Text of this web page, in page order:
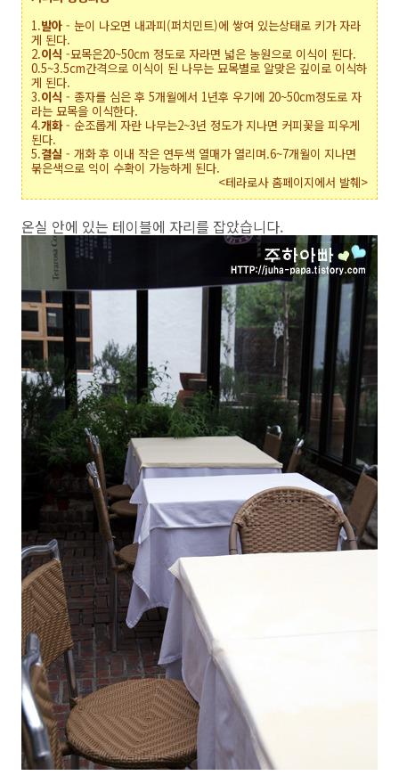
1.발아 - 눈이 나오면 내과피(퍼치민트)에 쌓여 있는상태로 키가 자라
게 된다.
2.이식 -묘목은20~50cm 정도로 자라면 넓은 농원으로 이식이 된다.
0.5~3.5cm간격으로 이식이 된 나무는 묘목별로 알맞은 깊이로 이식하
게 된다.
3.이식 - 종자를 심은 후 5개월에서 1년후 우기에 20~50cm정도로 자
라는 묘목을 이식한다.
4.개화- 순조롭게 자란 나무는2~3년 정도가 지나면 커피꽃을 피우게
된다.
5.결실 - 개화 후 이내 작은 연두색 열매가 열리며.6~7개월이 지나면
붂은색으로 익이 수확이 가능하게 된다.
<테라로사 홈페이지에서 발췌>
온실 안에 있는 테이블에 자리를 잡았습니다.